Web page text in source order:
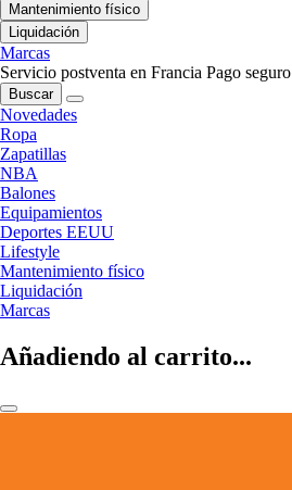
Mantenimiento físico
Liquidación
Marcas
Servicio postventa en Francia Pago seguro
Buscar
Novedades
Ropa
Zapatillas
NBA
Balones
Equipamientos
Deportes EEUU
Lifestyle
Mantenimiento físico
Liquidación
Marcas
Añadiendo al carrito...